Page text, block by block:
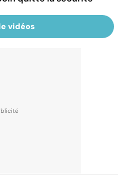
vidéos